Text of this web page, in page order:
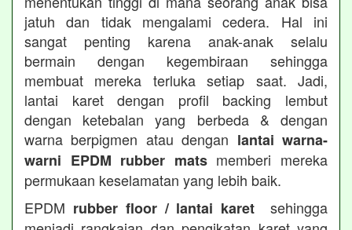
jatuh dan tidak mengalami cedera. Hal ini
sangat penting karena anak-anak selalu
bermain dengan kegembiraan sehingga
membuat mereka terluka setiap saat. Jadi,
lantai karet dengan profil backing lembut
dengan ketebalan yang berbeda & dengan
warna berpigmen atau dengan lantai warna-
warni EPDM rubber matsmemberi mereka
permukaan keselamatan yang lebih baik.
EPDM rubber floor / lantai karet sehingga